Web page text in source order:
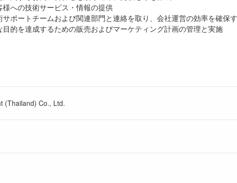
様への技術サービス・情報の提供
サポートチームおよび関連部門と連絡を取り、会社運営の効率を確保
目的を達成するための販売およびマーケティング計画の管理と実施
(Thailand) Co., Ltd.